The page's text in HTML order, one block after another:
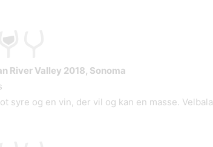
River Valley 2018, Sonoma
syre og en vin, der vil og kan en masse.